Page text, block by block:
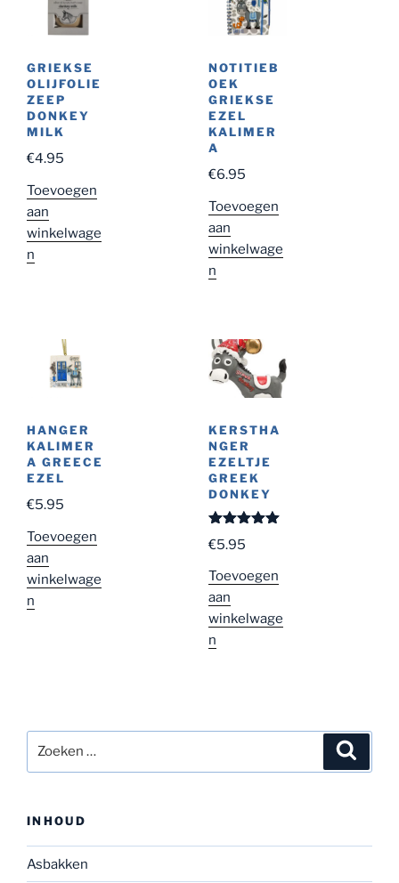
GRIEKSE
OLIJFOLIE
ZEEP
DONKEY
MILK
€4.95
Toevoegen
aan
winkelwage
n
NOTITIEB
OEK
GRIEKSE
EZEL
KALIMER
A
€6.95
Toevoegen
aan
winkelwage
n
HANGER
KALIMER
A GREECE
EZEL
€5.95
Toevoegen
aan
winkelwage
n
KERSTHA
NGER
EZELTJE
GREEK
DONKEY
Gewaardeer
d5.00
€5.95
Toevoegen
aan
winkelwage
n
naar:
INHOUD
Asbakken